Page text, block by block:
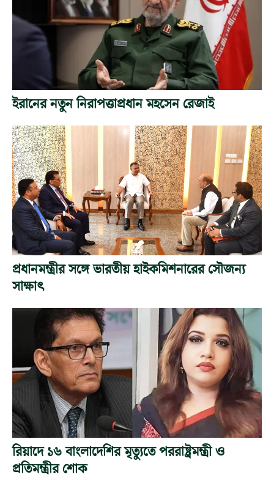
ইরানের নতুন নিরাপত্তাপ্রধান মহসেন রেজাই
প্রধানমন্ত্রীর সঙ্গে ভারতীয় হাইকমিশনারের সৌজন্য
সাক্ষাৎ
রিয়াদে ১৬ বাংলাদেশির মৃত্যুতে পররাষ্ট্রমন্ত্রী ও
প্রতিমন্ত্রীর শোক